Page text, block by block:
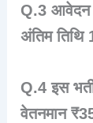
Q.3 आवेदन
अंतिम तिथि
Q.4 इस
वेतनमान